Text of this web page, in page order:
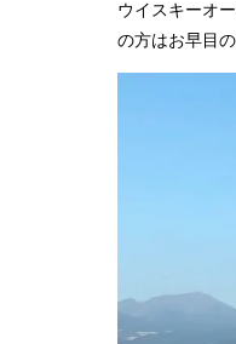
ウイスキーオ
の方はお早目